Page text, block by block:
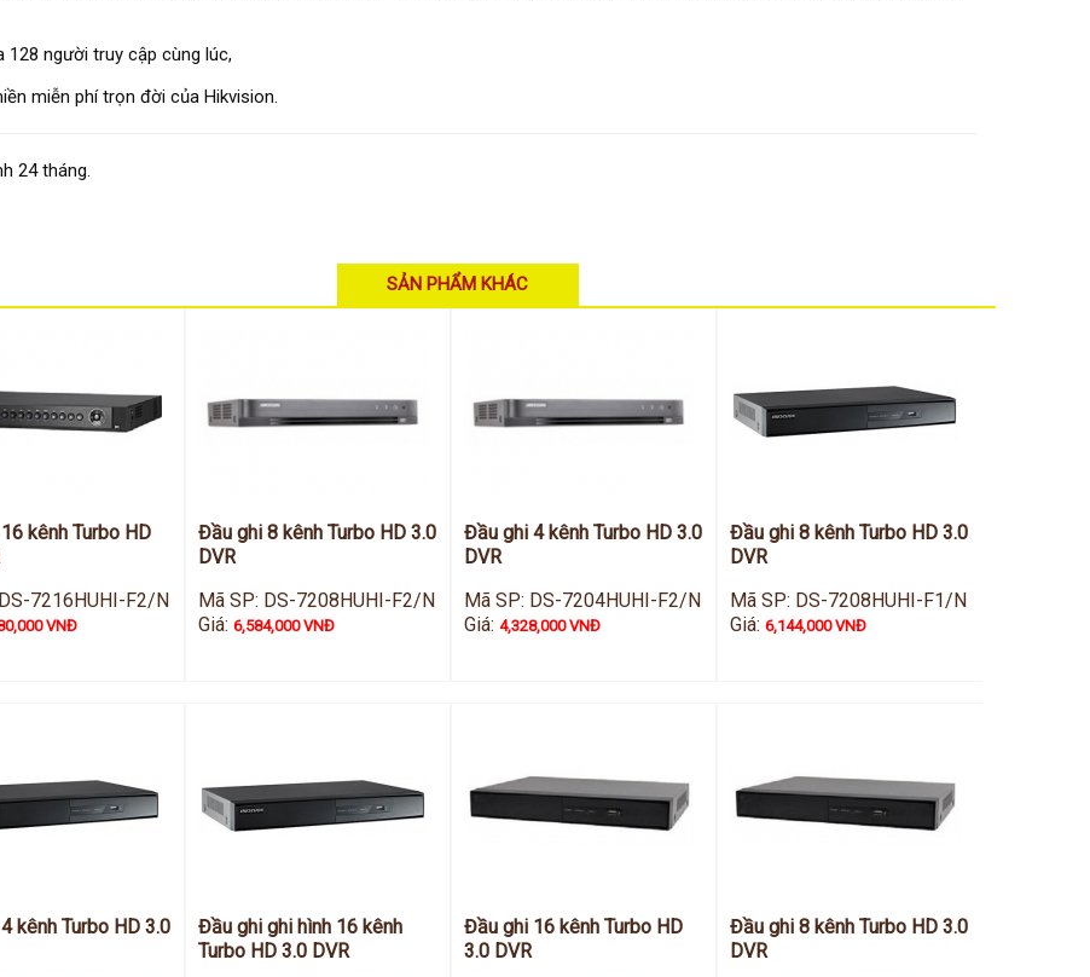
128 người truy cập cùng lúc,
miễn phí trọn đời của Hikvision.
24 tháng.
SẢN PHẨM KHÁC
kênh Turbo HD
7216HUHI-F2/N
VNĐ
Đầu ghi 8 kênh Turbo HD 3.0
DVR
Mã SP: DS-7208HUHI-F2/N
Giá:6,584,000 VNĐ
Đầu ghi 4 kênh Turbo HD 3.0
DVR
Mã SP: DS-7204HUHI-F2/N
Giá:4,328,000 VNĐ
Đầu ghi 8 kênh Turbo HD 3.0
DVR
Mã SP: DS-7208HUHI-F1/N
Giá:6,144,000 VNĐ
kênh Turbo HD 3.0
Đầu ghi ghi hình 16 kênh
Turbo HD 3.0 DVR
Đầu ghi 16 kênh Turbo HD
3.0 DVR
Đầu ghi 8 kênh Turbo HD 3.0
DVR